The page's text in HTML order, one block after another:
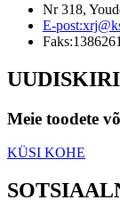
Nr 318,
E-post:
Faks:
UUDISKIRI
Meie toodete
KÜSI KOHE